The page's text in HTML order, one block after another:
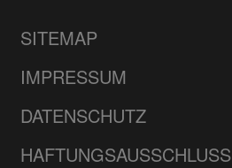
SITEMAP
IMPRESSUM
DATENSCHUTZ
HAFTUNGSAUSSCHLUSS